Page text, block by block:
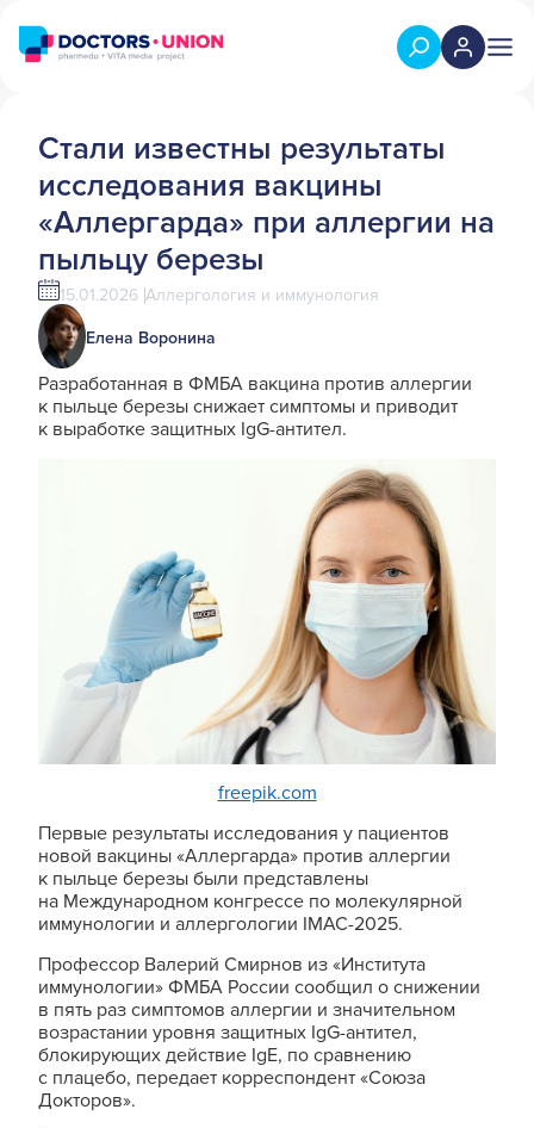
Стали известны результаты
исследования вакцины
«Аллергарда» при аллергии на
пыльцу березы
15.01.2026 Аллергология и иммунология
Елена Воронина
Разработанная в ФМБА вакцина против аллергии
к пыльце березы снижает симптомы и приводит
к выработке защитных IgG-антител.
freepik.com
Первые результаты исследования у пациентов
новой вакцины «Аллергарда» против аллергии
к пыльце березы были представлены
на Международном конгрессе по молекулярной
иммунологии и аллергологии IMAC-2025.
Профессор Валерий Смирнов из «Института
иммунологии» ФМБА России сообщил о снижении
в пять раз симптомов аллергии и значительном
возрастании уровня защитных IgG-антител,
блокирующих действие IgE, по сравнению
с плацебо, передает корреспондент «Союза
Докторов».